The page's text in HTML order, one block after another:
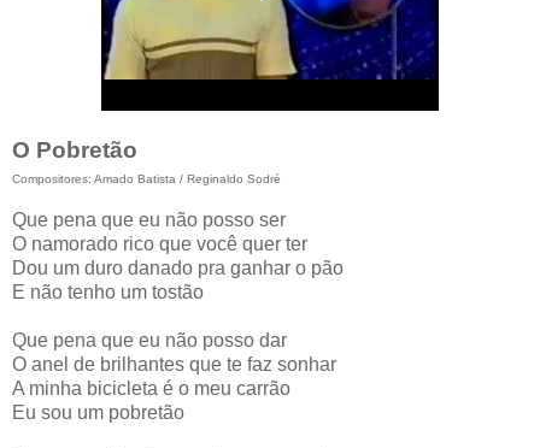
O Pobretão
Compositores: Amado Batista / Reginaldo Sodré
Que pena que eu não posso ser
O namorado rico que você quer ter
Dou um duro danado pra ganhar o pão
E não tenho um tostão
Que pena que eu não posso dar
O anel de brilhantes que te faz sonhar
A minha bicicleta é o meu carrão
Eu sou um pobretão